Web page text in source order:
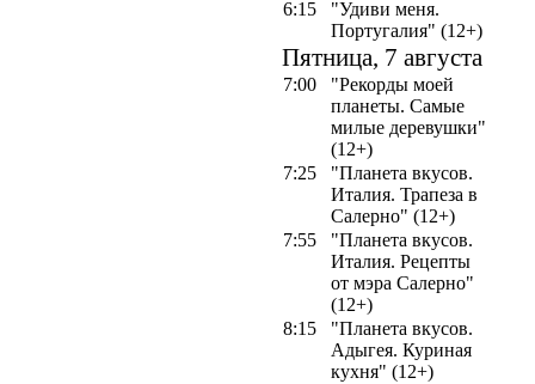
6:15
"Удиви меня.
Португалия" (12+)
Пятница, 7 августа
7:00
"Рекорды моей
планеты. Самые
милые деревушки"
(12+)
7:25
"Планета вкусов.
Италия. Трапеза в
Салерно" (12+)
7:55
"Планета вкусов.
Италия. Рецепты
от мэра Салерно"
(12+)
8:15
"Планета вкусов.
Адыгея. Куриная
кухня" (12+)